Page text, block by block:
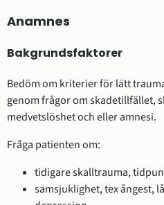
Anamnes
Bakgrundsfaktorer
Bedöm om kriterier för lätt
genom frågor om skadetillfället,
medvetslöshet och eller amnesi.
Fråga patienten om:
tidigare skalltrauma,
samsjuklighet, tex ångest,